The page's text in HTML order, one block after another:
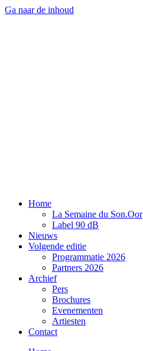
Ga naar de inhoud
Home
La Semaine du Son.Oor
Label 90 dB
Nieuws
Volgende editie
Programmatie 2026
Partners 2026
Archief
Pers
Brochures
Evenementen
Artiesten
Contact